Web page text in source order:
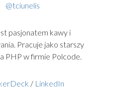
@tciunelis
pasjonatem kawy i
Pracuje jako starszy
PHP w firmie Polcode.
/ LinkedIn